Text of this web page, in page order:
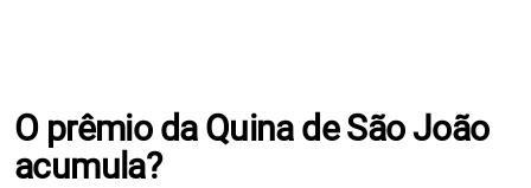
O prêmio da Quina de São João
acumula?